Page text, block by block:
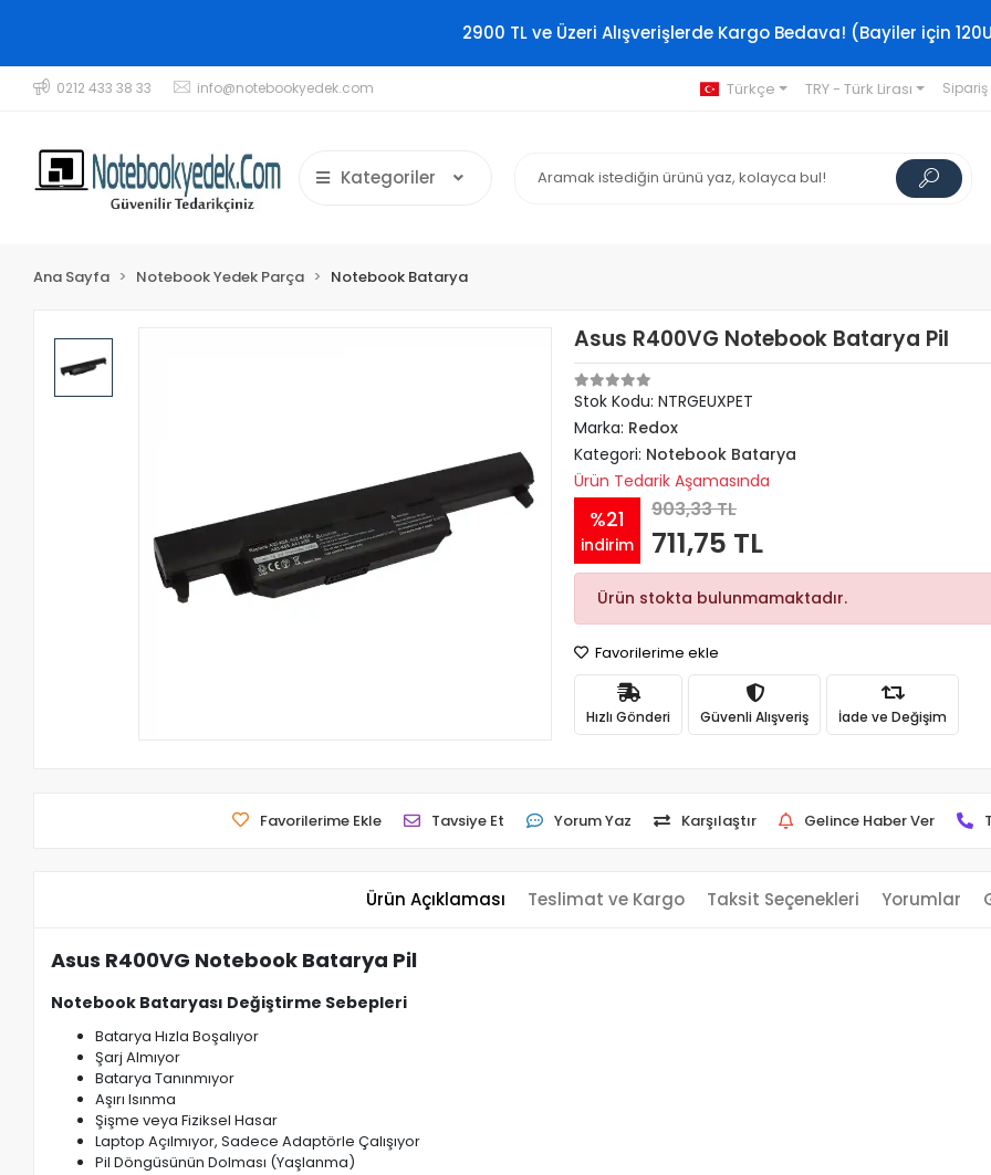
2900 TL ve Üzeri Alışverişlerde Kargo Bedava! (Bayiler için
0212 433 38 33 info@notebookyedek.com Türkçe TRY - Türk Lirası
Kategoriler
Ana Sayfa Notebook Yedek Parça Notebook Batarya
Asus R400VG Notebook Batarya Pil
Stok Kodu: NTRGEUXPET
Marka: Redox
Kategori: Notebook Batarya
Ürün Tedarik Aşamasında
%21
indirim
903,33 TL
711,75 TL
Ürün stokta bulunmamaktadır.
Favorilerime ekle
Hızlı Gönderi Güvenli Alışveriş İade ve Değişim
Favorilerime Ekle Tavsiye Et Yorum Yaz Karşılaştır Gelince Haber Ver
Ürün Açıklaması Teslimat ve Kargo Taksit Seçenekleri Yorumlar
Asus R400VG Notebook Batarya Pil
Notebook Bataryası Değiştirme Sebepleri
Batarya Hızla Boşalıyor
Şarj Almıyor
Batarya Tanınmıyor
Aşırı Isınma
Şişme veya Fiziksel Hasar
Laptop Açılmıyor, Sadece Adaptörle Çalışıyor
Pil Döngüsünün Dolması (Yaşlanma)